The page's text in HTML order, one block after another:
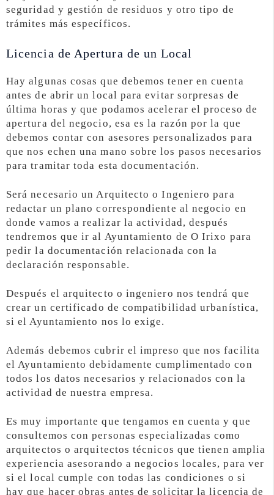
seguridad y gestión de residuos y otro tipo de
trámites más específicos.
Licencia de Apertura de un Local
Hay algunas cosas que debemos tener en cuenta
antes de abrir un local para evitar sorpresas de
última horas y que podamos acelerar el proceso de
apertura del negocio, esa es la razón por la que
debemos contar con asesores personalizados para
que nos echen una mano sobre los pasos necesarios
para tramitar toda esta documentación.
Será necesario un Arquitecto o Ingeniero para
redactar un plano correspondiente al negocio en
donde vamos a realizar la actividad, después
tendremos que ir al Ayuntamiento de O Irixo para
pedir la documentación relacionada con la
declaración responsable.
Después el arquitecto o ingeniero nos tendrá que
crear un certificado de compatibilidad urbanística,
si el Ayuntamiento nos lo exige.
Además debemos cubrir el impreso que nos facilita
el Ayuntamiento debidamente cumplimentado con
todos los datos necesarios y relacionados con la
actividad de nuestra empresa.
Es muy importante que tengamos en cuenta y que
consultemos con personas especializadas como
arquitectos o arquitectos técnicos que tienen amplia
experiencia asesorando a negocios locales, para ver
si el local cumple con todas las condiciones o si
hay que hacer obras antes de solicitar la licencia de